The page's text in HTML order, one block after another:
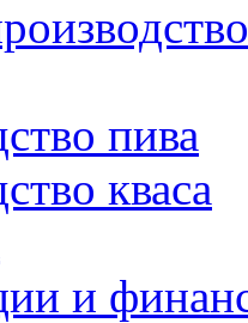
пива
кваса
и